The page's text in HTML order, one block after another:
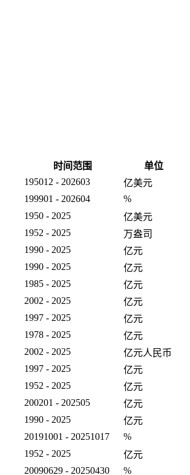
时间范围
单位
195012 - 202603
亿美元
199901 - 202604
%
1950 - 2025
亿美元
1952 - 2025
万盎司
1990 - 2025
亿元
1990 - 2025
亿元
1985 - 2025
亿元
2002 - 2025
亿元
1997 - 2025
亿元
1978 - 2025
亿元
2002 - 2025
亿元人民币
1997 - 2025
亿元
1952 - 2025
亿元
200201 - 202505
亿元
1990 - 2025
亿元
20191001 - 20251017
%
1952 - 2025
亿元
20090629 - 20250430
%